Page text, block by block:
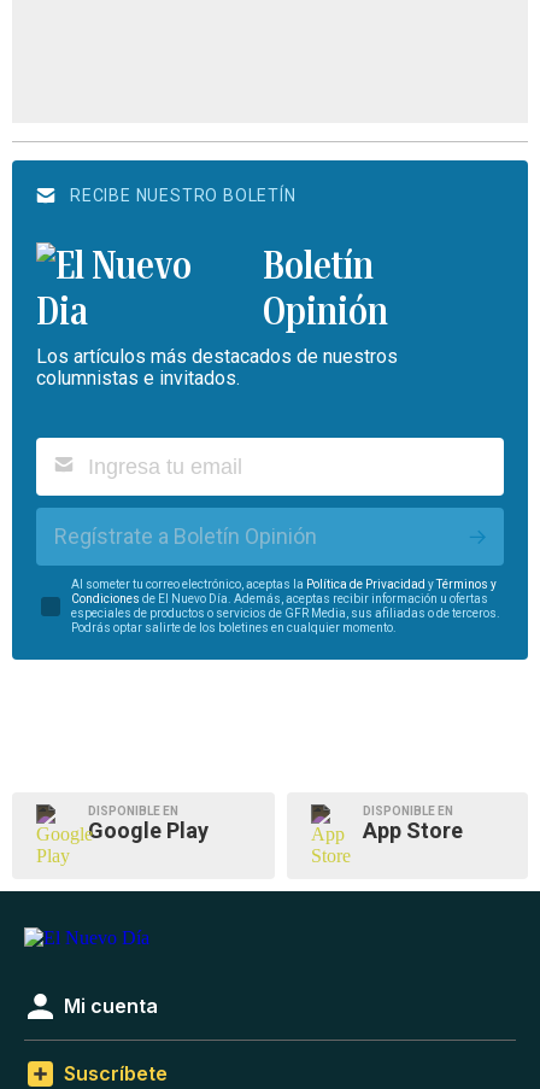
RECIBE NUESTRO BOLETÍN
Boletín
Opinión
Los artículos más destacados de nuestros
columnistas e invitados.
Regístrate a Boletín Opinión
Al someter tu correo electrónico, aceptas la Política de Privacidad yTérminos y
Condiciones de El Nuevo Día. Además, aceptas recibir información u ofertas
especiales de productos o servicios de GFR Media, sus afiliadas o de terceros.
Podrás optar salirte de los boletines en cualquier momento.
DISPONIBLE EN
Google Play
DISPONIBLE EN
App Store
Mi cuenta
Suscríbete